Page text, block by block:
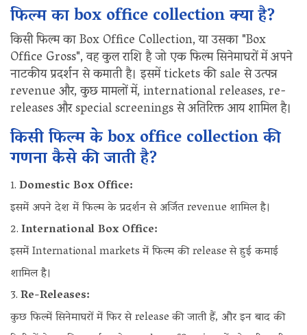
फिल्म का box office collection क्या है?
किसी फिल्म का Box Office Collection, या उसका "Box
Office Gross", वह कुल राशि है जो एक फिल्म सिनेमाघरों में अपने
नाटकीय प्रदर्शन से कमाती है। इसमें tickets की sale से उत्पन्न
revenue और, कुछ मामलों में, international releases, re-
releases और special screenings से अतिरिक्त आय शामिल है।
किसी फिल्म के box office collection की
गणना कैसे की जाती है?
Domestic Box Office:
इसमें अपने देश में फिल्म के प्रदर्शन से अर्जित revenue शामिल है।
International Box Office:
इसमें International markets में फिल्म की release से हुई कमाई
शामिल है।
Re-Releases:
कुछ फिल्में सिनेमाघरों में फिर से release की जाती हैं, और इन बाद की